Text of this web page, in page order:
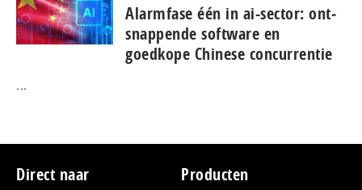
Alarmfase één in ai-sector: ont­
snap­pen­de software en
goedkope Chinese con­cur­ren­tie
...
Footer
Direct naar Producten